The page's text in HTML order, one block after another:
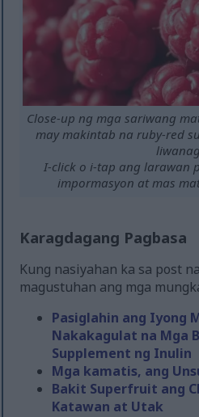
Close-up ng mga sariwang
may makintab na ruby-red
I-click o i-tap ang larawan
impormasyon at mas
Karagdagang Pagbasa
Kung nasiyahan ka sa post
magustuhan ang mga
Pasiglahin ang Iyong
Nakakagulat na Mga
Supplement ng Inulin
Mga kamatis, ang
Bakit Superfruit ang
Katawan at Utak